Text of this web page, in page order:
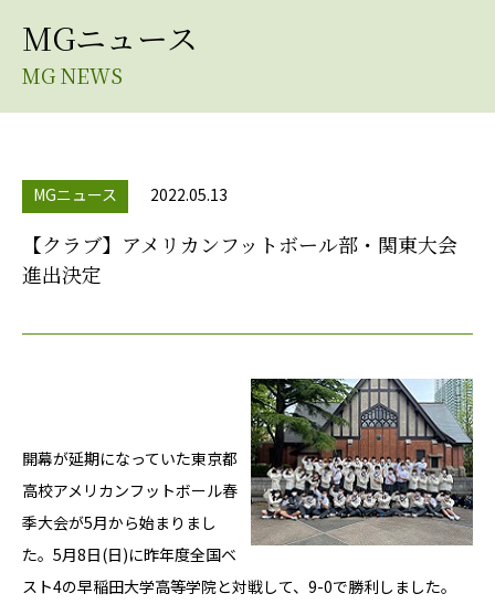
MGニュース
MG NEWS
MGニュース 2022.05.13
【クラブ】アメリカンフットボール部・関東大会
進出決定
開幕が延期になっていた東京都
高校アメリカンフットボール春
季大会が5月から始まりまし
た。5月8日(日)に昨年度全国ベ
スト4の早稲田大学高等学院と対戦して、9-0で勝利しました。